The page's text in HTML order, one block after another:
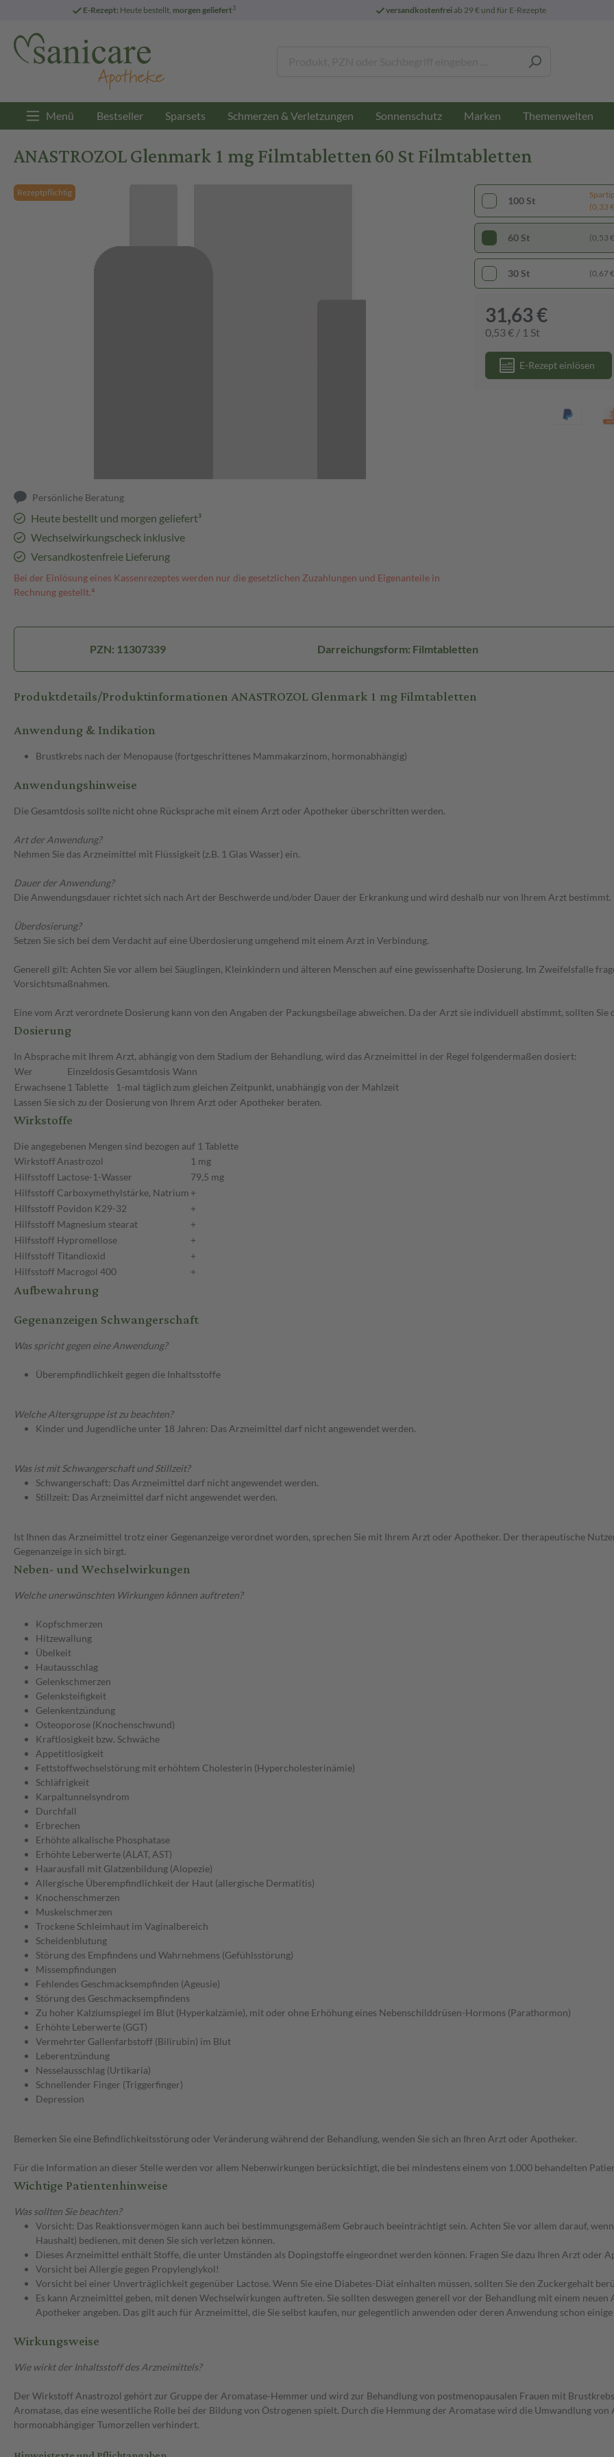
E-Rezept: Heute bestellt, morgen geliefert3 versandkostenfreiab 29 € und für E-Rezepte
Menü Bestseller Sparsets Schmerzen & Verletzungen Sonnenschutz Marken Themenwelten
ANASTROZOL Glenmark 1 mg Filmtabletten 60 St Filmtabletten
Rezeptpflichtig
Persönliche Beratung
Heute bestellt und morgen geliefert³
Wechselwirkungscheck inklusive
Versandkostenfreie Lieferung
Bei der Einlösung eines Kassenrezeptes werden nur die gesetzlichen Zuzahlungen und Eigenanteile in
Rechnung gestellt.⁴
100 St
(0,33
60 St (0,53
30 St (0,67
31,63 €
0,53 € / 1 St
E-Rezept einlösen
PZN: 11307339 Darreichungsform: Filmtabletten
Produktdetails/Produktinformationen ANASTROZOL Glenmark 1 mg Filmtabletten
Anwendung & Indikation
Brustkrebs nach der Menopause (fortgeschrittenes Mammakarzinom, hormonabhängig)
Anwendungshinweise
Die Gesamtdosis sollte nicht ohne Rücksprache mit einem Arzt oder Apotheker überschritten werden.
Art der Anwendung?
Nehmen Sie das Arzneimittel mit Flüssigkeit (z.B. 1 Glas Wasser) ein.
Dauer der Anwendung?
Die Anwendungsdauer richtet sich nach Art der Beschwerde und/oder Dauer der Erkrankung und wird deshalb nur von Ihrem Arzt bestimmt.
Überdosierung?
Setzen Sie sich bei dem Verdacht auf eine Überdosierung umgehend mit einem Arzt in Verbindung.
Generell gilt: Achten Sie vor allem bei Säuglingen, Kleinkindern und älteren Menschen auf eine gewissenhafte Dosierung. Im Zweifelsfalle
Vorsichtsmaßnahmen.
Eine vom Arzt verordnete Dosierung kann von den Angaben der Packungsbeilage abweichen. Da der Arzt sie individuell abstimmt, sollten
Dosierung
In Absprache mit Ihrem Arzt, abhängig von dem Stadium der Behandlung, wird das Arzneimittel in der Regel folgendermaßen dosiert:
Wer
Einzeldosis Gesamtdosis Wann
Erwachsene 1 Tablette 1-mal täglich zum gleichen Zeitpunkt, unabhängig von der Mahlzeit
Lassen Sie sich zu der Dosierung von Ihrem Arzt oder Apotheker beraten.
Wirkstoffe
Die angegebenen Mengen sind bezogen auf 1 Tablette
WirkstoffAnastrozol
1 mg
Hilfsstoff Lactose-1-Wasser
79,5 mg
Hilfsstoff Carboxymethylstärke, Natrium +
Hilfsstoff Povidon K29-32
+
Hilfsstoff Magnesium stearat
+
Hilfsstoff Hypromellose
+
HilfsstoffTitandioxid
+
Hilfsstoff Macrogol 400 +
Aufbewahrung
Gegenanzeigen Schwangerschaft
Was spricht gegen eine Anwendung?
Überempfindlichkeit gegen die Inhaltsstoffe
Welche Altersgruppe ist zu beachten?
Kinder und Jugendliche unter 18 Jahren: Das Arzneimittel darf nicht angewendet werden.
Was ist mit Schwangerschaft und Stillzeit?
Schwangerschaft: Das Arzneimittel darf nicht angewendet werden.
Stillzeit: Das Arzneimittel darf nicht angewendet werden.
Ist Ihnen das Arzneimittel trotz einer Gegenanzeige verordnet worden, sprechen Sie mit Ihrem Arzt oder Apotheker. Der therapeutische
Gegenanzeige in sich birgt.
Neben- und Wechselwirkungen
Welche unerwünschten Wirkungen können auftreten?
Kopfschmerzen
Hitzewallung
Übelkeit
Hautausschlag
Gelenkschmerzen
Gelenksteifigkeit
Gelenkentzündung
Osteoporose (Knochenschwund)
Kraftlosigkeit bzw. Schwäche
Appetitlosigkeit
Fettstoffwechselstörung mit erhöhtem Cholesterin (Hypercholesterinämie)
Schläfrigkeit
Karpaltunnelsyndrom
Durchfall
Erbrechen
Erhöhte alkalische Phosphatase
Erhöhte Leberwerte (ALAT, AST)
Haarausfall mit Glatzenbildung (Alopezie)
Allergische Überempfindlichkeit der Haut (allergische Dermatitis)
Knochenschmerzen
Muskelschmerzen
Trockene Schleimhaut im Vaginalbereich
Scheidenblutung
Störung des Empfindens und Wahrnehmens (Gefühlsstörung)
Missempfindungen
Fehlendes Geschmacksempfinden (Ageusie)
Störung des Geschmacksempfindens
Zu hoher Kalziumspiegel im Blut (Hyperkalzämie), mit oder ohne Erhöhung eines Nebenschilddrüsen-Hormons (Parathormon)
Erhöhte Leberwerte (GGT)
Vermehrter Gallenfarbstoff (Bilirubin) im Blut
Leberentzündung
Nesselausschlag (Urtikaria)
Schnellender Finger (Triggerfinger)
Depression
Bemerken Sie eine Befindlichkeitsstörung oder Veränderung während der Behandlung, wenden Sie sich an Ihren Arzt oder Apotheker.
Für die Information an dieser Stelle werden vor allem Nebenwirkungen berücksichtigt, die bei mindestens einem von 1.000 behandelten
Wichtige Patientenhinweise
Was sollten Sie beachten?
Vorsicht: Das Reaktionsvermögen kann auch bei bestimmungsgemäßem Gebrauch beeinträchtigt sein. Achten Sie vor allem darauf,
Haushalt) bedienen, mit denen Sie sich verletzen können.
Dieses Arzneimittel enthält Stoffe, die unter Umständen als Dopingstoffe eingeordnet werden können. Fragen Sie dazu Ihren Arzt oder
Vorsicht bei Allergie gegen Propylenglykol!
Vorsicht bei einer Unverträglichkeit gegenüber Lactose. Wenn Sie eine Diabetes-Diät einhalten müssen, sollten Sie den Zuckergehalt
Es kann Arzneimittel geben, mit denen Wechselwirkungen auftreten. Sie sollten deswegen generell vor der Behandlung mit einem
Apotheker angeben. Das gilt auch für Arzneimittel, die Sie selbst kaufen, nur gelegentlich anwenden oder deren Anwendung schon
Wirkungsweise
Wie wirkt der Inhaltsstoff des Arzneimittels?
Der Wirkstoff Anastrozol gehört zur Gruppe der Aromatase-Hemmer und wird zur Behandlung von postmenopausalen Frauen mit
Aromatase, das eine wesentliche Rolle bei der Bildung von Östrogenen spielt. Durch die Hemmung der Aromatase wird die Umwandlung
hormonabhängiger Tumorzellen verhindert.